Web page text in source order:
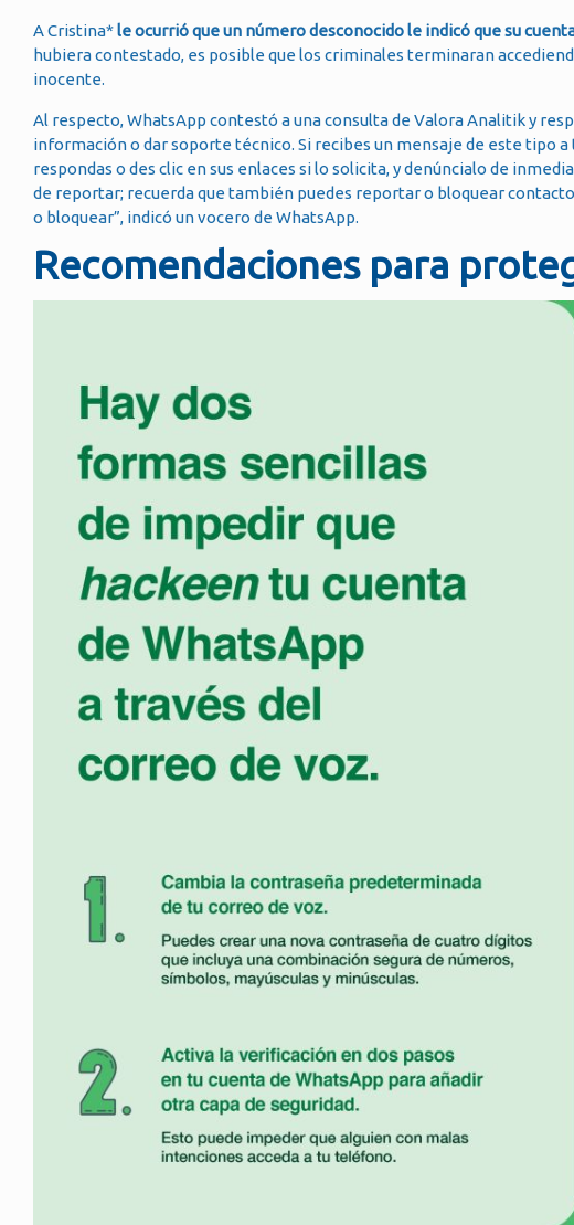
A Cristina*le ocurrió que un número desconocido le indicó que su
hubiera contestado, es posible que los criminales terminaran
inocente.
Al respecto, WhatsApp contestó a una consulta de Valora Analitik y
información o dar soporte técnico. Si recibes un mensaje de este tipo
respondas o des clic en sus enlaces si lo solicita, y denúncialo de
de reportar; recuerda que también puedes reportar o bloquear
o bloquear”, indicó un vocero de WhatsApp.
Recomendaciones para